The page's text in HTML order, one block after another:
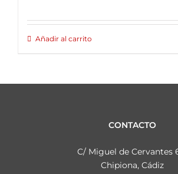
Añadir al carrito
CONTACTO
C/ Miguel de Cervantes
Chipiona, Cádiz